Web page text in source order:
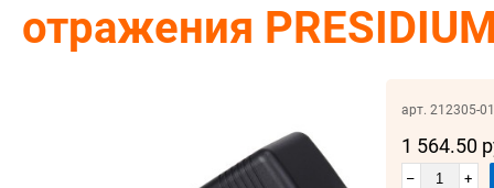
отражения
арт. 212305-01
1 564.50
– +